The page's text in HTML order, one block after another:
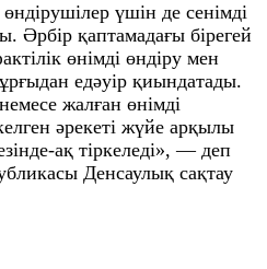
үшін де сенімді
Әрбір қаптамадағы бірегей
өнімді өндіру мен
едәуір қиындатады.
жалған өнімді
әрекеті жүйе арқылы
ақ тіркеледі», — деп
Денсаулық сақтау